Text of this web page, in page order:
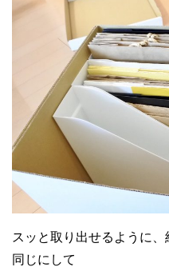
スッと取り出せるように
同じにして